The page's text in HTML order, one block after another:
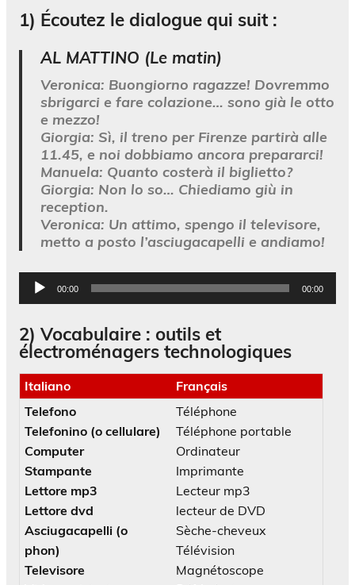
1) Écoutez le dialogue qui suit :
AL MATTINO (Le matin)
Veronica: Buongiorno ragazze! Dovremmo
sbrigarci e fare colazione… sono già le otto
e mezzo!
Giorgia: Sì, il treno per Firenze partirà alle
11.45, e noi dobbiamo ancora prepararci!
Manuela: Quanto costerà il biglietto?
Giorgia: Non lo so… Chiediamo giù in
reception.
Veronica: Un attimo, spengo il televisore,
metto a posto l’asciugacapelli e andiamo!
Lecteur
audio00:00 00:00
2) Vocabulaire : outils et
électroménagers technologiques
Italiano
Français
Telefono
Telefonino (o cellulare)
Computer
Stampante
Lettore mp3
Lettore dvd
Asciugacapelli (o
phon)
Televisore
Téléphone
Téléphone portable
Ordinateur
Imprimante
Lecteur mp3
lecteur de DVD
Sèche-cheveux
Télévision
Magnétoscope